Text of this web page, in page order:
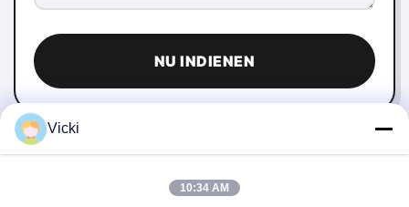
NU INDIENEN
Vicki
10:34 AM